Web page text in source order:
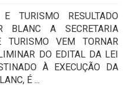
TURISMO RESULTADO
A SECRETARIA
TURISMO VEM TORNAR
DO EDITAL DA LEI
À EXECUÇÃO DA
É ...